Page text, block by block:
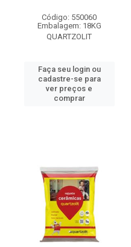
Código: 550060
Embalagem: 18KG
QUARTZOLIT
Faça seu login ou
cadastre-se para
ver preços e
comprar